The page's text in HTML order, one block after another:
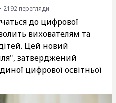
• 2192 перегляди
до цифрової
вихователям та
Цей новий
затверджений
цифрової освітньої